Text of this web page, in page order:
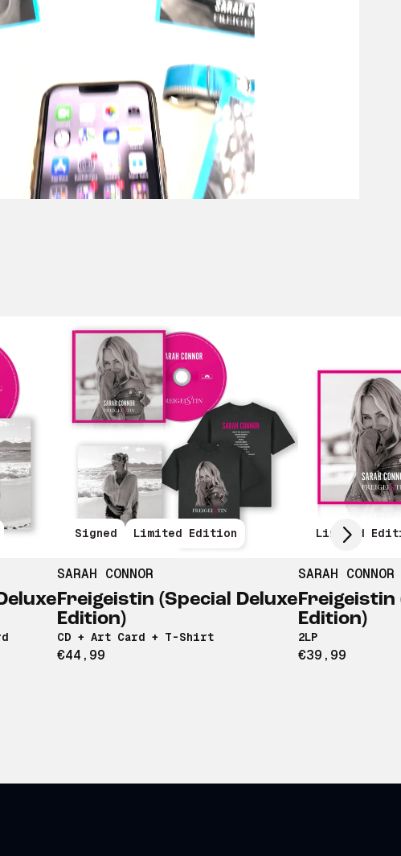
Signed Limited Edition
SARAH CONNOR
Freigeistin (Special Deluxe
Edition)
CD + Art Card + T-Shirt
€44,99
Limited
SARAH CONNOR
Freigeistin
Edition)
2LP
€39,99
Scroll right